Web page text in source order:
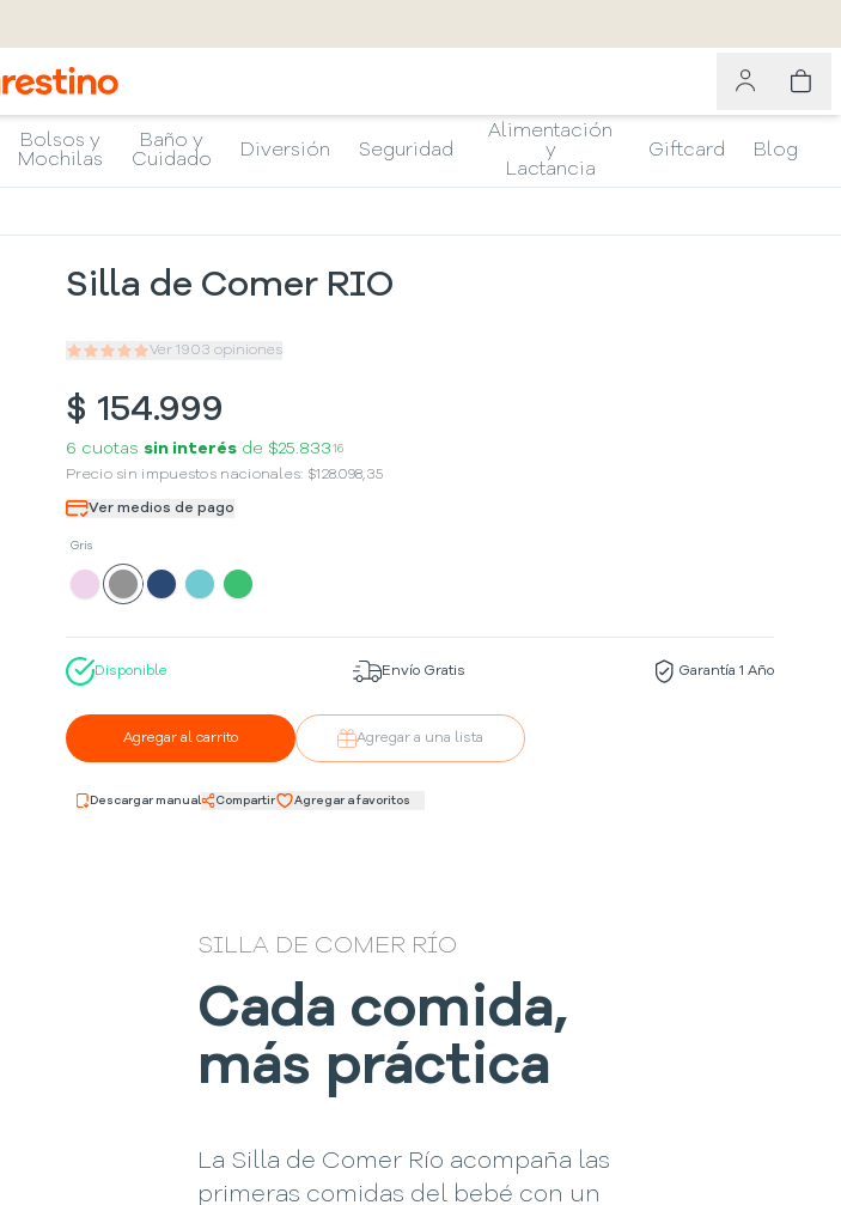
Bolsos y
Mochilas
Baño y
Cuidado
Diversión Seguridad
Alimentación
y
Lactancia
Giftcard Blog
Silla de Comer RIO
Ver 1903 opiniones
$ 154.999
6 cuotas sin interés de $25.833 16
Precio sin impuestos nacionales: $128.098,35
Ver medios de pago
Gris
Disponible Envío Gratis Garantía 1 Año
Agregar al carrito Agregar a una lista
Descargar manual Compartir Agregar a favoritos
SILLA DE COMER RÍO
Cada comida,
más práctica
La Silla de Comer Río acompaña las
primeras comidas del bebé con un